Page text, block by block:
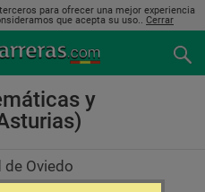
para ofrecer una mejor experiencia
que acepta su uso.. Cerrar
y
de Oviedo